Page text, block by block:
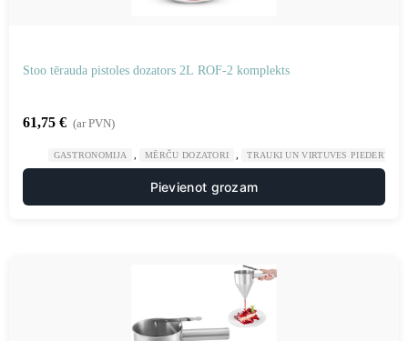
Stoo tērauda pistoles dozators 2L ROF-2 komplekts
61,75 € (ar PVN)
GASTRONOMIJA MĒRČU DOZATORI TRAUKI UN VIRTUVES PIEDERUMI
Pievienot grozam